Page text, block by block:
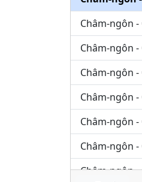
Châm-ngôn
Châm-ngôn
Châm-ngôn
Châm-ngôn
Châm-ngôn
Châm-ngôn -
Châm-ngôn